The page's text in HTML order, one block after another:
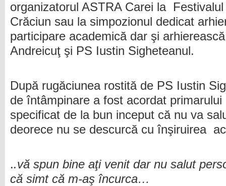
organizatorul ASTRA Carei la
Crăciun sau la simpozionul dedicat
participare academică dar şi
Andreicuţ şi PS Iustin Sigheteanul.
După rugăciunea rostită de PS Iustin
de întâmpinare a fost acordat
specificat de la bun inceput că nu va
deorece nu se descurcă cu înşiruirea
..vă spun bine aţi venit dar nu salut
că simt că m-aş încurca…